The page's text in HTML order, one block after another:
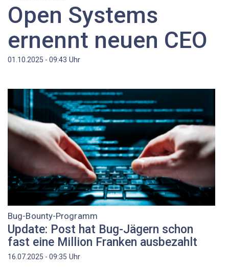
Open Systems
ernennt neuen CEO
01.10.2025 - 09:43 Uhr
Bug-Bounty-Programm
Update: Post hat Bug-Jägern schon
fast eine Million Franken ausbezahlt
16.07.2025 - 09:35 Uhr